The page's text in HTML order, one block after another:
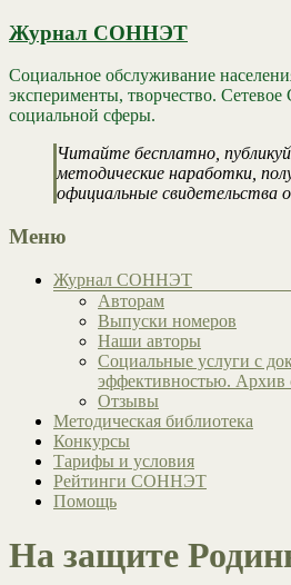
Журнал СОННЭТ
Социальное обслуживание
эксперименты, творчество.
социальной сферы.
Читайте бесплатно,
методические наработки,
официальные свидетельства
Меню
Журнал СОННЭТ
Авторам
Выпуски номеров
Наши авторы
Социальные услуги с
эффективностью. Архив
Отзывы
Методическая библиотека
Конкурсы
Тарифы и условия
Рейтинги СОННЭТ
Помощь
На защите